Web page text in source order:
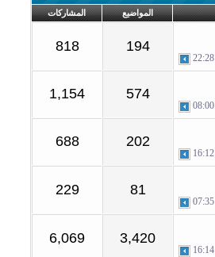
المواضيع المشاركات
22:28
194
818
08:00
574
1,154
16:12
202
688
07:35
81
229
16:14
3,420
6,069